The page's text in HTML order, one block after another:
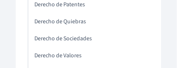
Derecho de Patentes
Derecho de Quiebras
Derecho de Sociedades
Derecho de Valores